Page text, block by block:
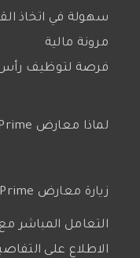
سهولة في اتخاذ
مرونة مالية
فرصة لتوظيف
لماذا معارض Hazi Misr Prime فرصة لا تُعوّض؟
زيارة معارض Hazi Misr Prime جدة والرياض تمنحك:
التعامل المباشر
الاطلاع على